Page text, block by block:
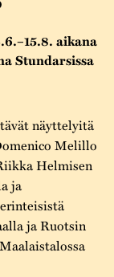
kehitys
Gunnar
aikana
Stundarsissa
näyttelyitä
Melillo
Helmisen
ja
ja Ruotsin